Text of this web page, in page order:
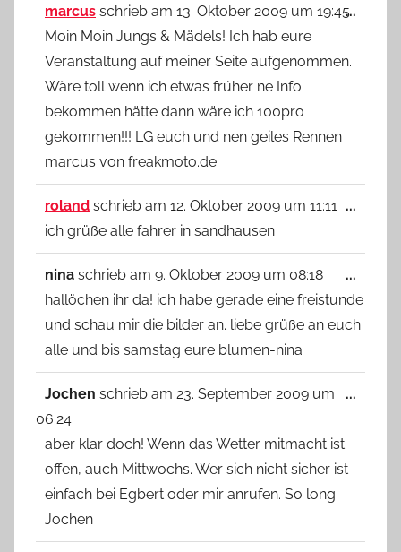
marcus schrieb am 13. Oktober 2009 um 19:45
Moin Moin Jungs & Mädels! Ich hab eure
Veranstaltung auf meiner Seite aufgenommen.
Wäre toll wenn ich etwas früher ne Info
bekommen hätte dann wäre ich 100pro
gekommen!!! LG euch und nen geiles Rennen
marcus von freakmoto.de
...
roland schrieb am 12. Oktober 2009 um 11:11
ich grüße alle fahrer in sandhausen
...
ein-/
nina schrieb am 9. Oktober 2009 um 08:18
hallöchen ihr da! ich habe gerade eine freistunde
und schau mir die bilder an. liebe grüße an euch
alle und bis samstag eure blumen-nina
...
ein-/
Jochen schrieb am 23. September 2009 um
06:24
aber klar doch! Wenn das Wetter mitmacht ist
offen, auch Mittwochs. Wer sich nicht sicher ist
einfach bei Egbert oder mir anrufen. So long
Jochen
...